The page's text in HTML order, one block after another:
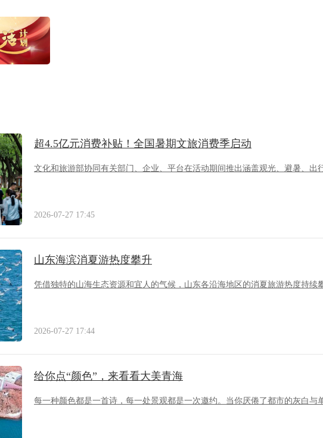
超4.5亿元消费补贴！全国暑期文旅消费季启动
文化和旅游部协同有关部门、企业、平台在活动期间推出涵盖观光、避暑、出
2026-07-27 17:45
山东海滨消夏游热度攀升
凭借独特的山海生态资源和宜人的气候，山东各沿海地区的消夏旅游热度持续
2026-07-27 17:44
给你点“颜色”，来看看大美青海
每一种颜色都是一首诗，每一处景观都是一次邀约。当你厌倦了都市的灰白与